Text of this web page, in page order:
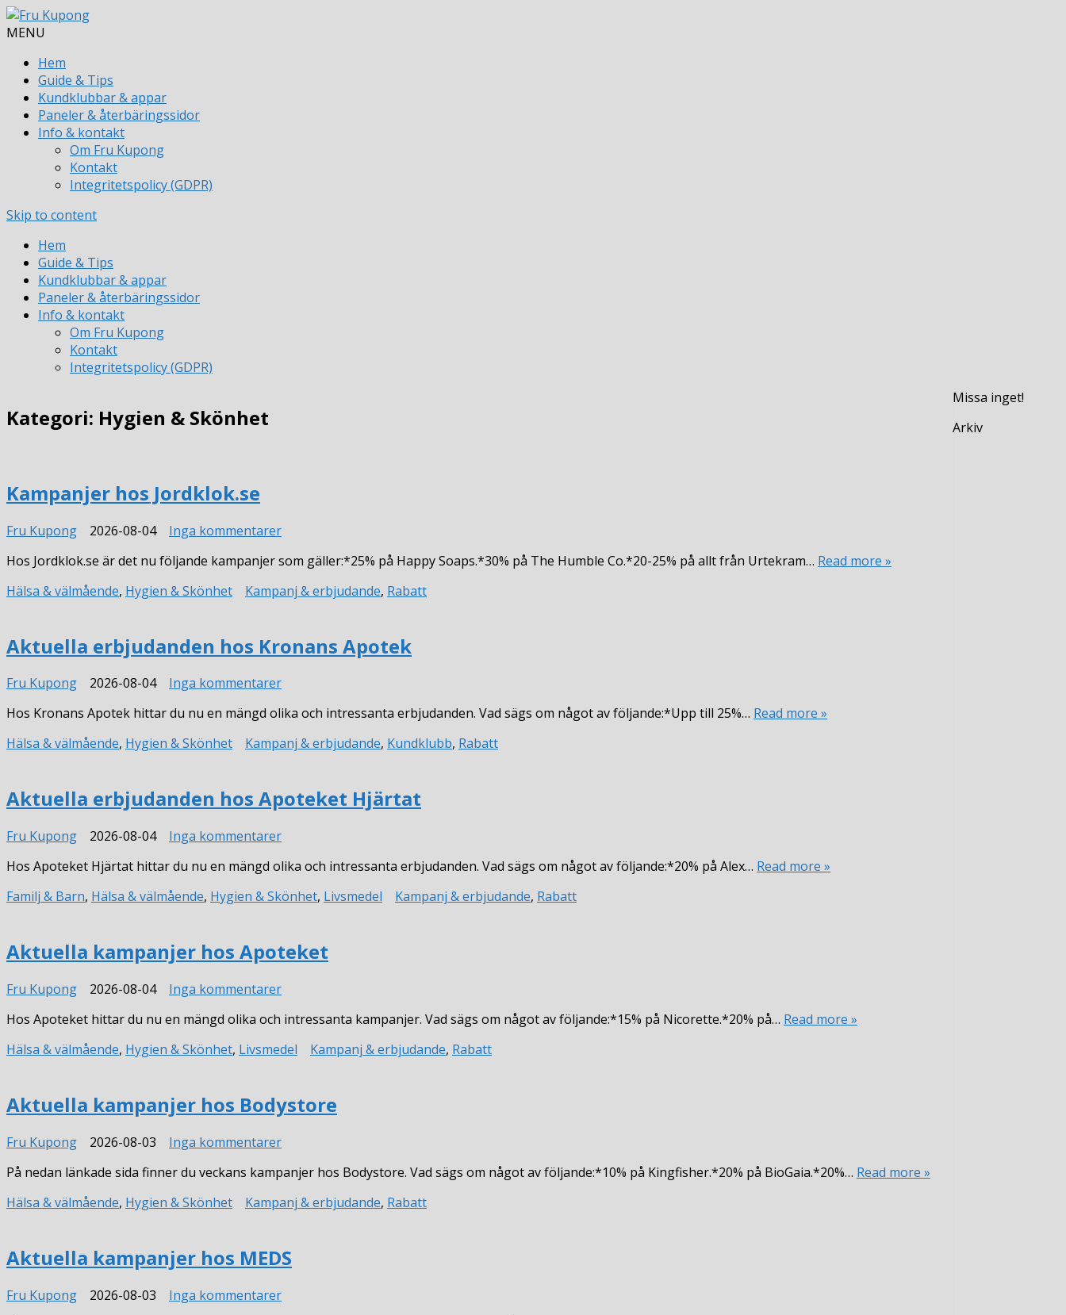
MENU
Hem
Guide & Tips
Kundklubbar & appar
Paneler & återbäringssidor
Info & kontakt
Om Fru Kupong
Kontakt
Integritetspolicy (GDPR)
Skip to content
Hem
Guide & Tips
Kundklubbar & appar
Paneler & återbäringssidor
Info & kontakt
Om Fru Kupong
Kontakt
Integritetspolicy (GDPR)
Kategori: Hygien & Skönhet
Kampanjer hos Jordklok.se
Fru Kupong 2026-08-04 Inga kommentarertill
hos
Jordklok.se
Hos Jordklok.se är det nu följande kampanjer som gäller:*25% på Happy Soaps.*30% på The Humble Co.*20-25% på allt från Urtekram… Read more »
Hälsa & välmående, Hygien & Skönhet Kampanj & erbjudande, Rabatt
Aktuella erbjudanden hos Kronans Apotek
Fru Kupong 2026-08-04 Inga kommentarertill
erbjudanden
hos
Kronans
Hos Kronans Apotek hittar du nu en mängd olika och intressanta erbjudanden. Vad sägs om något av följande:*Upp till 25%… Read more »
Hälsa & välmående, Hygien & Skönhet Kampanj & erbjudande, Kundklubb, Rabatt
Aktuella erbjudanden hos Apoteket Hjärtat
Fru Kupong 2026-08-04 Inga kommentarertill
erbjudanden
hos
Apoteket
Hos Apoteket Hjärtat hittar du nu en mängd olika och intressanta erbjudanden. Vad sägs om något av följande:*20% på Alex… Read more »
Familj & Barn, Hälsa & välmående, Hygien & Skönhet, Livsmedel Kampanj & erbjudande, Rabatt
Aktuella kampanjer hos Apoteket
Fru Kupong 2026-08-04 Inga kommentarertill
kampanjer
hos
Apoteket
Hos Apoteket hittar du nu en mängd olika och intressanta kampanjer. Vad sägs om något av följande:*15% på Nicorette.*20% på… Read more »
Hälsa & välmående, Hygien & Skönhet, Livsmedel Kampanj & erbjudande, Rabatt
Aktuella kampanjer hos Bodystore
Fru Kupong 2026-08-03 Inga kommentarertill
kampanjer
hos
Bodystore
På nedan länkade sida finner du veckans kampanjer hos Bodystore. Vad sägs om något av följande:*10% på Kingfisher.*20% på BioGaia.*20%… Read more »
Hälsa & välmående, Hygien & Skönhet Kampanj & erbjudande, Rabatt
Aktuella kampanjer hos MEDS
Fru Kupong 2026-08-03 Inga kommentarertill
Missa inget!
Arkiv